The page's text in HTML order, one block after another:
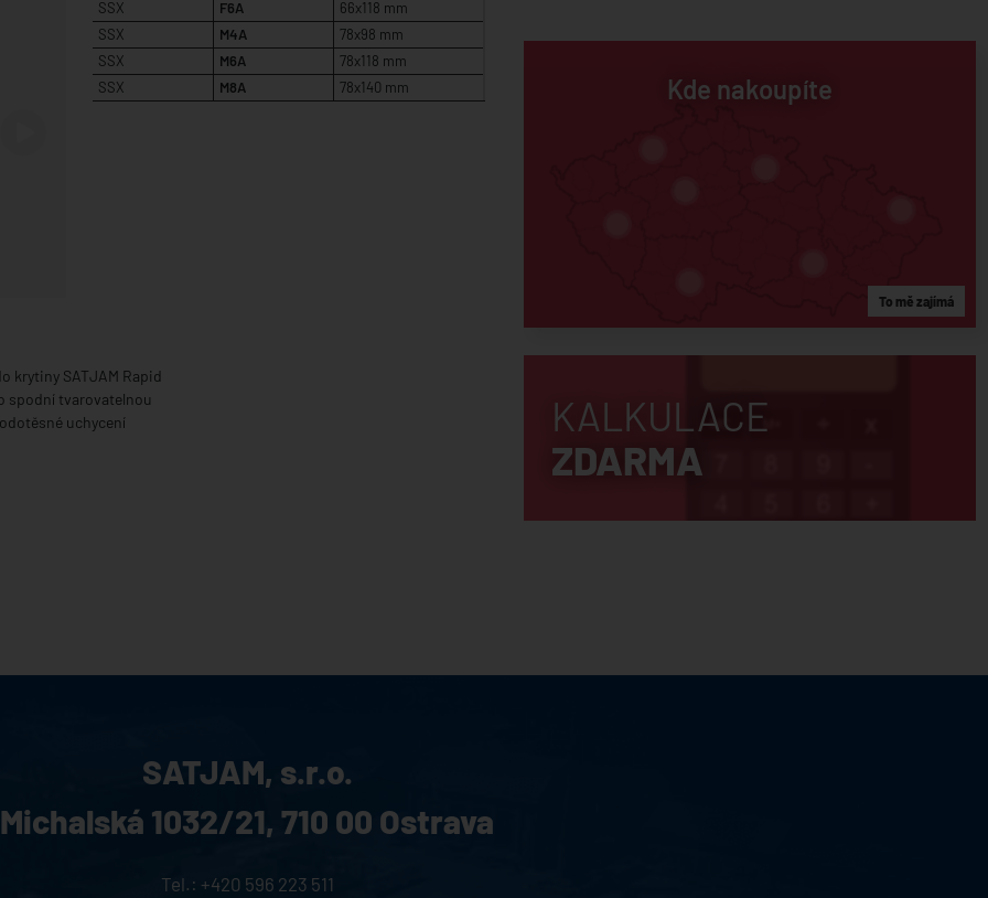
SSX
F6A
66x118 mm
SSX
M4A
78x98 mm
SSX
M6A
78x118 mm
SSX
M8A 78x140 mm
krytiny SATJAM Rapid
spodní tvarovatelnou
uchycení
Kde nakoupíte
To mě zajímá
KALKULACE
ZDARMA
SATJAM, s.r.o.
Michalská 1032/21, 710 00 Ostrava
Tel.: +420 596 223 511